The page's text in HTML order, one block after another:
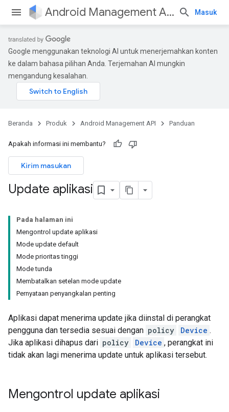
Android Management API Masuk
Google menggunakan teknologi AI untuk menerjemahkan konten
ke dalam bahasa pilihan Anda. Terjemahan AI mungkin
mengandung kesalahan.
Beranda Produk Android Management API Panduan
Apakah informasi ini membantu?
Kirim masukan
Update aplikasi
Pada halaman ini
Mengontrol update aplikasi
Mode update default
Mode prioritas tinggi
Mode tunda
Membatalkan setelan mode update
Pernyataan penyangkalan penting
Aplikasi dapat menerima update jika diinstal di perangkat
pengguna dan tersedia sesuai dengan policy Device .
Jika aplikasi dihapus dari policy Device , perangkat ini
tidak akan lagi menerima update untuk aplikasi tersebut.
Mengontrol update aplikasi